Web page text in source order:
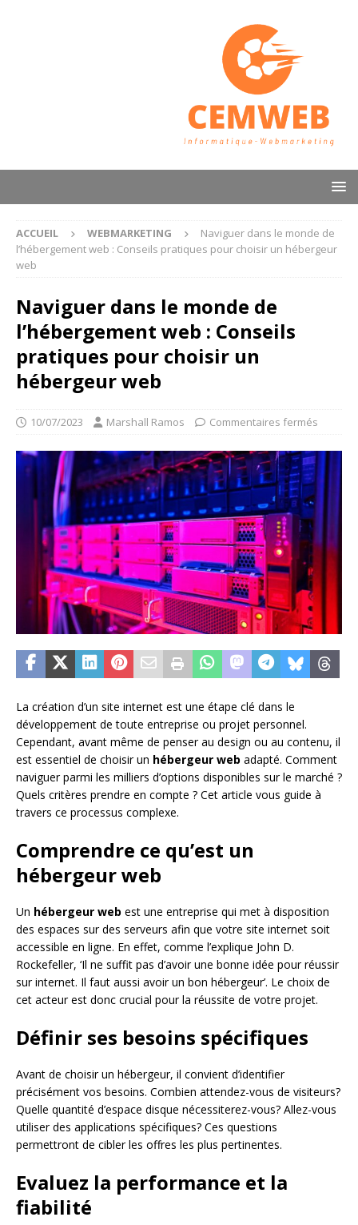
ACCUEIL WEBMARKETING
Naviguer dans le monde de
l’hébergement web : Conseils pratiques pour choisir un hébergeur
web
Naviguer dans le monde de
l’hébergement web : Conseils
pratiques pour choisir un
hébergeur web
10/07/2023 Marshall Ramos Commentaires fermés
La création d’un site internet est une étape clé dans le
développement de toute entreprise ou projet personnel.
Cependant, avant même de penser au design ou au contenu, il
est essentiel de choisir un hébergeur web adapté. Comment
naviguer parmi les milliers d’options disponibles sur le marché ?
Quels critères prendre en compte ? Cet article vous guide à
travers ce processus complexe.
Comprendre ce qu’est un
hébergeur web
Un hébergeur web est une entreprise qui met à disposition
des espaces sur des serveurs afin que votre site internet soit
accessible en ligne. En effet, comme l’explique John D.
Rockefeller, ‘Il ne suffit pas d’avoir une bonne idée pour réussir
sur internet. Il faut aussi avoir un bon hébergeur’. Le choix de
cet acteur est donc crucial pour la réussite de votre projet.
Définir ses besoins spécifiques
Avant de choisir un hébergeur, il convient d’identifier
précisément vos besoins. Combien attendez-vous de visiteurs?
Quelle quantité d’espace disque nécessiterez-vous? Allez-vous
utiliser des applications spécifiques? Ces questions
permettront de cibler les offres les plus pertinentes.
Evaluez la performance et la
fiabilité